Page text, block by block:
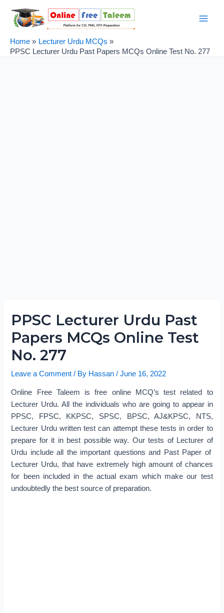
content
Home
Lecturer Urdu MCQs
PPSC Lecturer Urdu Past Papers MCQs Online Test No. 277
PPSC Lecturer Urdu Past
Papers MCQs Online Test
No. 277
Leave a Comment / By Hassan/June 16, 2022
Online Free Taleem is free online MCQ’s test related to
Lecturer Urdu. All the individuals who are going to appear in
PPSC, FPSC, KKPSC, SPSC, BPSC, AJ&KPSC, NTS,
Lecturer Urdu written test can attempt these tests in order to
prepare for it in best possible way. Our tests of Lecturer of
Urdu include all the important questions and Past Paper of
Lecturer Urdu, that have extremely high amount of chances
for been included in the actual exam which make our test
undoubtedly the best source of preparation.
navigation